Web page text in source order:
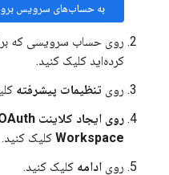
به حساب‌های سرویس
روی حساب سرویسی که
کرده‌اید کلیک کنید.
روی تنظیمات پیشرفته
Workspace کلیک کنید.
روی ادامه کلیک کنید.